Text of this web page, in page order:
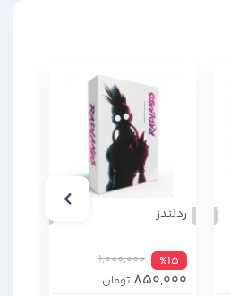
ردلندز
%15
1,000,000
850,000 تومان